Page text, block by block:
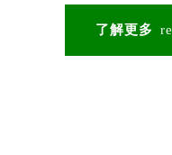
了解更多